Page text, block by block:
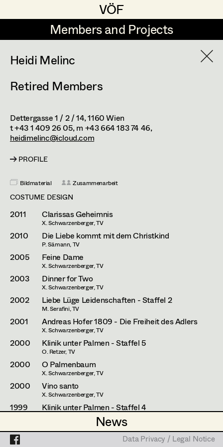
VÖF
VÖF
Members and Projects
Members and Projects
News
News
DE EN
Suche
Art Department
Costume Department
Retired Members
Honorary Members
In Memoriam
Projects
Data Privacy / Legal Notice
Angelika Brendinger
Uli Fessler
Gesche Glöyer
Christian Kranfuss
Heidi Melinc
Zlatko Topolski
Thomas Vögel
Heidi Melinc
Retired Members
Dettergasse 1 / 2 / 14,1160Wien
t +43 1 409 26 05,m +43 664 183 74 46,
heidimelinc@icloud.com
PROFILE
Bildmaterial Zusammenarbeit
COSTUME DESIGN
2011 Clarissas Geheimnis
X. Schwarzenberger, TV
2010 Die Liebe kommt mit dem Christkind
P. Sämann, TV
2005 Feine Dame
X. Schwarzenberger, TV
2003 Dinner for Two
X. Schwarzenberger, TV
2002 Liebe Lüge Leidenschaften - Staffel 2
M. Serafini, TV
2001 Andreas Hofer 1809 - Die Freiheit des Adlers
X. Schwarzenberger, TV
2000 Klinik unter Palmen - Staffel 5
O. Retzer, TV
2000 O Palmenbaum
X. Schwarzenberger, TV
2000 Vino santo
X. Schwarzenberger, TV
1999 Klinik unter Palmen - Staffel 4
1999 Happy Hour
Data Privacy / Legal Notice